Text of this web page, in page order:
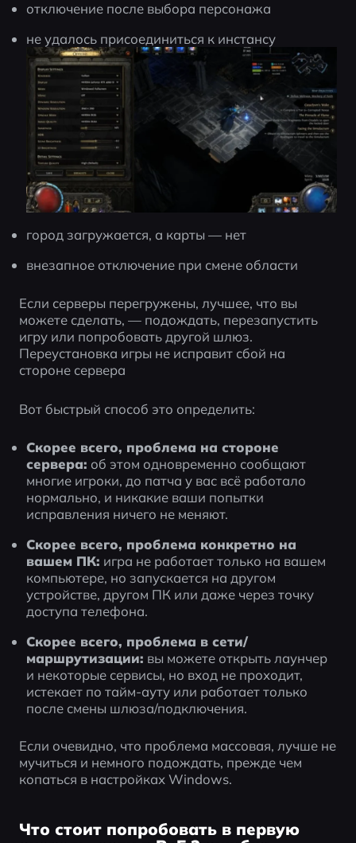
отключение после выбора персонажа
не удалось присоединиться к инстансу
город загружается, а карты — нет
внезапное отключение при смене области
Если серверы перегружены, лучшее, что вы
можете сделать, — подождать, перезапустить
игру или попробовать другой шлюз.
Переустановка игры не исправит сбой на
стороне сервера
Вот быстрый способ это определить:
Скорее всего, проблема на стороне
сервера: об этом одновременно сообщают
многие игроки, до патча у вас всё работало
нормально, и никакие ваши попытки
исправления ничего не меняют.
Скорее всего, проблема конкретно на
вашем ПК: игра не работает только на вашем
компьютере, но запускается на другом
устройстве, другом ПК или даже через точку
доступа телефона.
Скорее всего, проблема в сети/
маршрутизации: вы можете открыть лаунчер
и некоторые сервисы, но вход не проходит,
истекает по тайм-ауту или работает только
после смены шлюза/подключения.
Если очевидно, что проблема массовая, лучше не
мучиться и немного подождать, прежде чем
копаться в настройках Windows.
Что стоит попробовать в первую